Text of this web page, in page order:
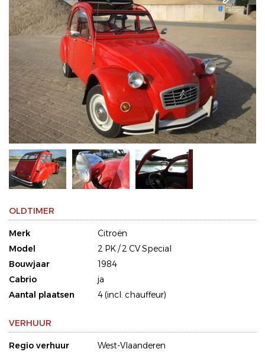
OLDTIMER
Merk
Citroën
Model
2 PK / 2 CV Special
Bouwjaar
1984
Cabrio
ja
Aantal plaatsen
4 (incl. chauffeur)
VERHUUR
Regio verhuur
West-Vlaanderen